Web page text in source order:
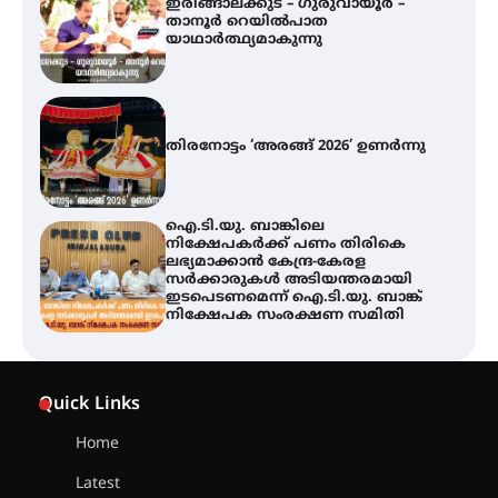
തിരനോട്ടം ‘അരങ്ങ് 2026’ ഉണർന്നു
നിക്ഷേപകർക്ക് പണം തിരികെ
ലഭ്യമാക്കാൻ കേന്ദ്ര-കേരള
സർക്കാരുകൾ അടിയന്തരമായി
ഇടപെടണമെന്ന് ഐ.ടി.യു. ബാങ്ക്
നിക്ഷേപക സംരക്ഷണ സമിതി
യൂത്ത് കോൺഗ്രസ്‌ സ്ഥാപക ദിനം
– ഇരിങ്ങാലക്കുടയിൽ
ലഹരിവിരുദ്ധ പ്രതിജ്ഞയെടുത്ത്
യൂത്ത് കോൺഗ്രസ്
Quick Links
Home
Latest